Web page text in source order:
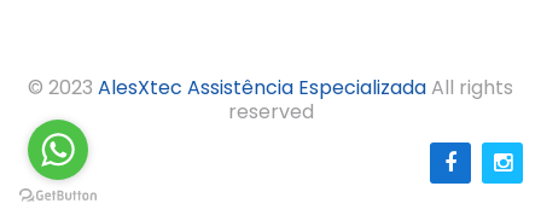
© 2023 AlesXtec Assistência EspecializadaAll rights
reserved